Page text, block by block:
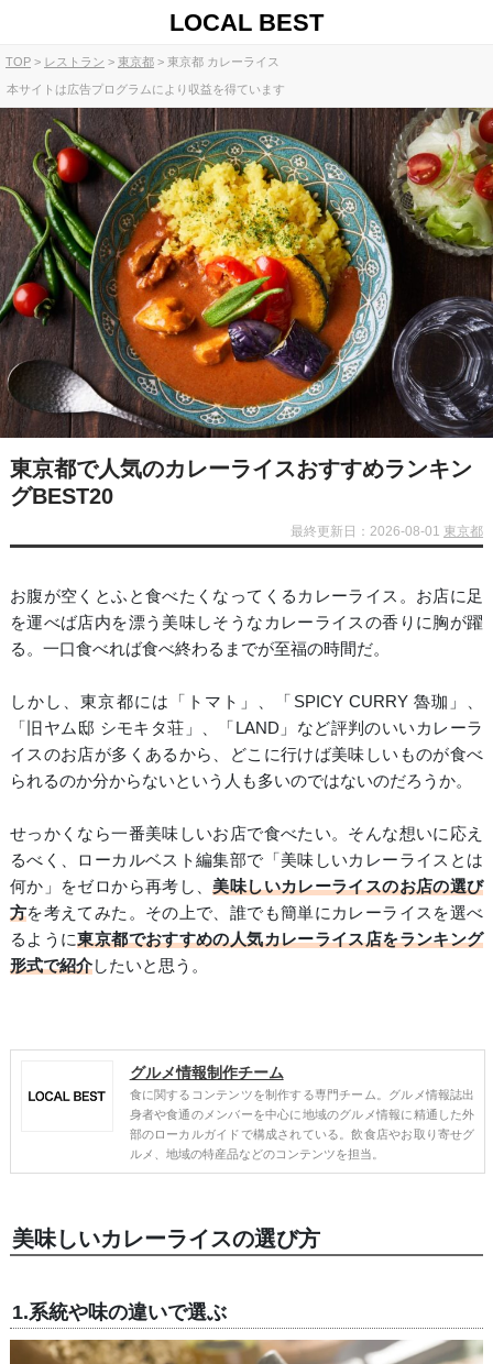
LOCAL BEST
TOP レストラン 東京都 東京都 カレーライス
本サイトは広告プログラムにより収益を得ています
東京都で人気のカレーライスおすすめランキン
グBEST20
最終更新日：2026-08-01 東京都
お腹が空くとふと食べたくなってくるカレーライス。お店に足
を運べば店内を漂う美味しそうなカレーライスの香りに胸が躍
る。一口食べれば食べ終わるまでが至福の時間だ。
しかし、東京都には「トマト」、「SPICY CURRY 魯珈」、
「旧ヤム邸 シモキタ荘」、「LAND」など評判のいいカレーラ
イスのお店が多くあるから、どこに行けば美味しいものが食べ
られるのか分からないという人も多いのではないのだろうか。
せっかくなら一番美味しいお店で食べたい。そんな想いに応え
るべく、ローカルベスト編集部で「美味しいカレーライスとは
何か」をゼロから再考し、美味しいカレーライスのお店の選び
方を考えてみた。その上で、誰でも簡単にカレーライスを選べ
るように東京都でおすすめの人気カレーライス店をランキング
形式で紹介したいと思う。
グルメ情報制作チーム
食に関するコンテンツを制作する専門チーム。グルメ情報誌出
身者や食通のメンバーを中心に地域のグルメ情報に精通した外
部のローカルガイドで構成されている。飲食店やお取り寄せグ
ルメ、地域の特産品などのコンテンツを担当。
美味しいカレーライスの選び方
1.系統や味の違いで選ぶ